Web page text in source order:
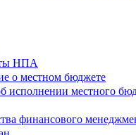
НПА
о местном бюджете
исполнении местного
финансового